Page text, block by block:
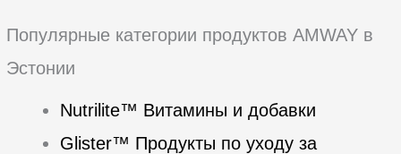
Популярные категории продуктов AMWAY в
Эстонии
Nutrilite™ Витамины и добавки
Glister™ Продукты по уходу за